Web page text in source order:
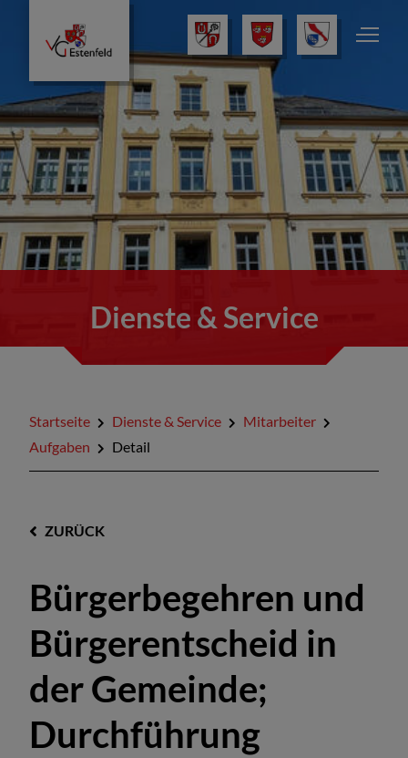
Dienste & Service
Startseite Dienste & Service
Mitarbeiter
Aufgaben
Detail
ZURÜCK
Bürgerbegehren und
Bürgerentscheid in
der Gemeinde;
Durchführung